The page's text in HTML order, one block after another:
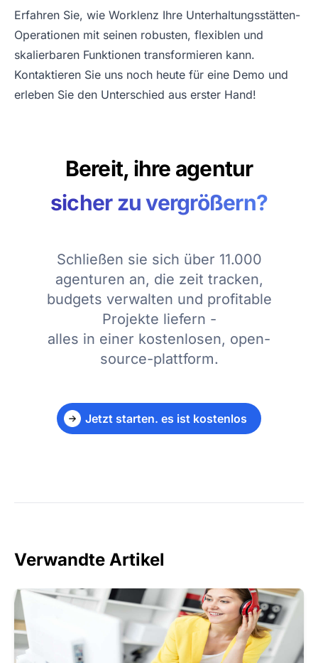
Erfahren Sie, wie Worklenz Ihre Unterhaltungsstätten-
Operationen mit seinen robusten, flexiblen und
skalierbaren Funktionen transformieren kann.
Kontaktieren Sie uns noch heute für eine Demo und
erleben Sie den Unterschied aus erster Hand!
Bereit, ihre agentur
sicher zu vergrößern?
Schließen sie sich über 11.000
agenturen an, die zeit tracken,
budgets verwalten und profitable
Projekte liefern -
alles in einer kostenlosen, open-
source-plattform.
Jetzt starten. es ist kostenlos
Verwandte Artikel